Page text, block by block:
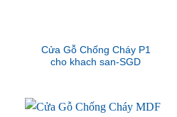
Cửa Gỗ Chống Cháy P1
cho khach san-SGD